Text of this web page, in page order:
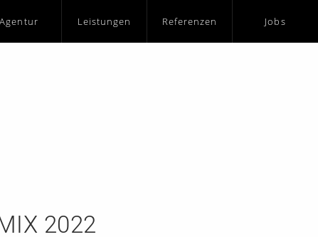
Agentur Leistungen Referenzen Jobs
2022